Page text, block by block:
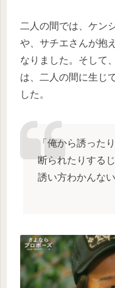
二人の間では、ケン
や、サチエさんが抱
なりました。そして
は、二人の間に生じ
した。
「俺から誘った
断られたりする
誘い方わかんない